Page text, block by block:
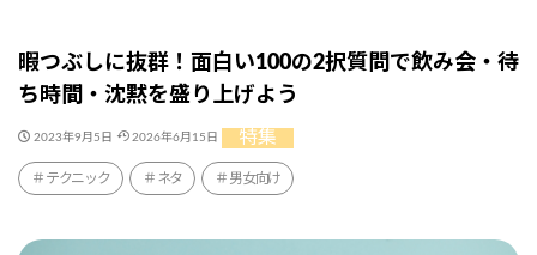
暇つぶしに抜群！面白い100の2択質問で飲み会・待
ち時間・沈黙を盛り上げよう
2023年9月5日 2026年6月15日 特集
テクニック ネタ 男女向け